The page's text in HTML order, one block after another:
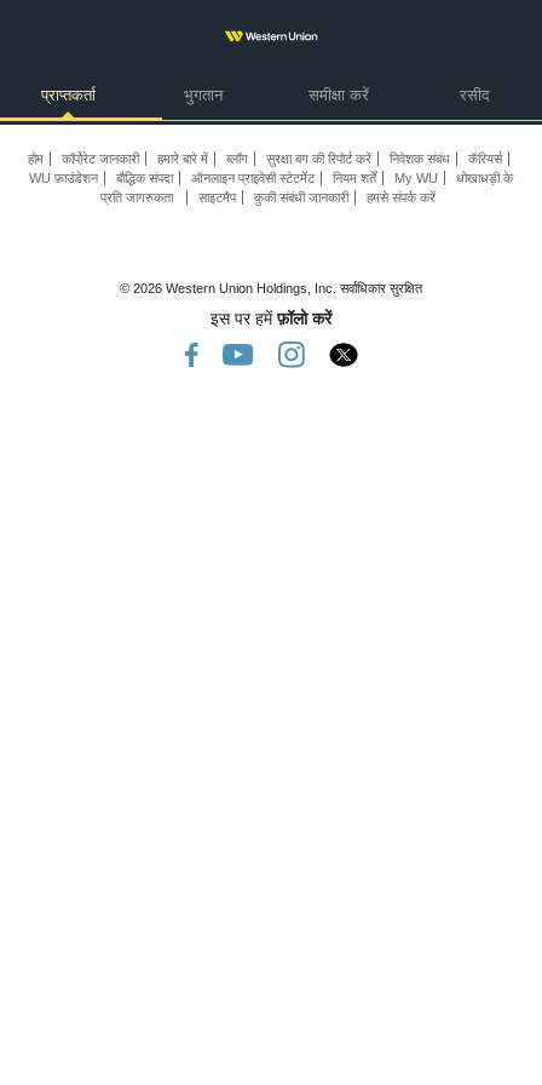
प्राप्तकर्ता भुगतान समीक्षा करें रसीद
होम कॉर्पोरेट जानकारी हमारे बारे में ब्लॉग सुरक्षा बग की रिपोर्ट करें निवेशक संबंध
कॅरियर्स
WU फ़ाउंडेशन
बौद्धिक संपदा ऑनलाइन प्राइवेसी स्टेटमेंट नियम शर्तें My WU
धोखाधड़ी के
प्रति जागरुकता
साइटमैप कुकी संबंधी जानकारी हमसे संपर्क करें
© 2026 Western Union Holdings, Inc. सर्वाधिकार सुरक्षित
इस पर हमेंफ़ॉलो करें